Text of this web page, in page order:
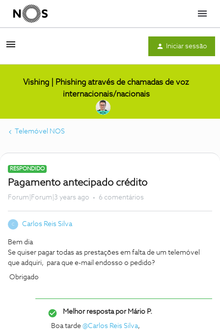
Menu
Iniciar sessão
Vishing | Phishing através de chamadas de voz
internacionais/nacionais
Telemóvel NOS
RESPONDIDO
Pagamento antecipado crédito
Forum|Forum|3 years ago 6 comentários
C Carlos Reis Silva
Bem dia
Se quiser pagar todas as prestações em falta de um telemóvel
que adquiri, para que e-mail endosso o pedido?
Obrigado
Melhor resposta porMário P.
Boa tarde @Carlos Reis Silva,